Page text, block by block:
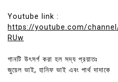
Youtube link :
https://youtube.com/channel/
RUw
গানটি উৎসর্গ করা হল সদ্য প্রয়াতঃ
জুয়েল ভাই, হানিফ ভাই এবং পার্থ দাদাকে